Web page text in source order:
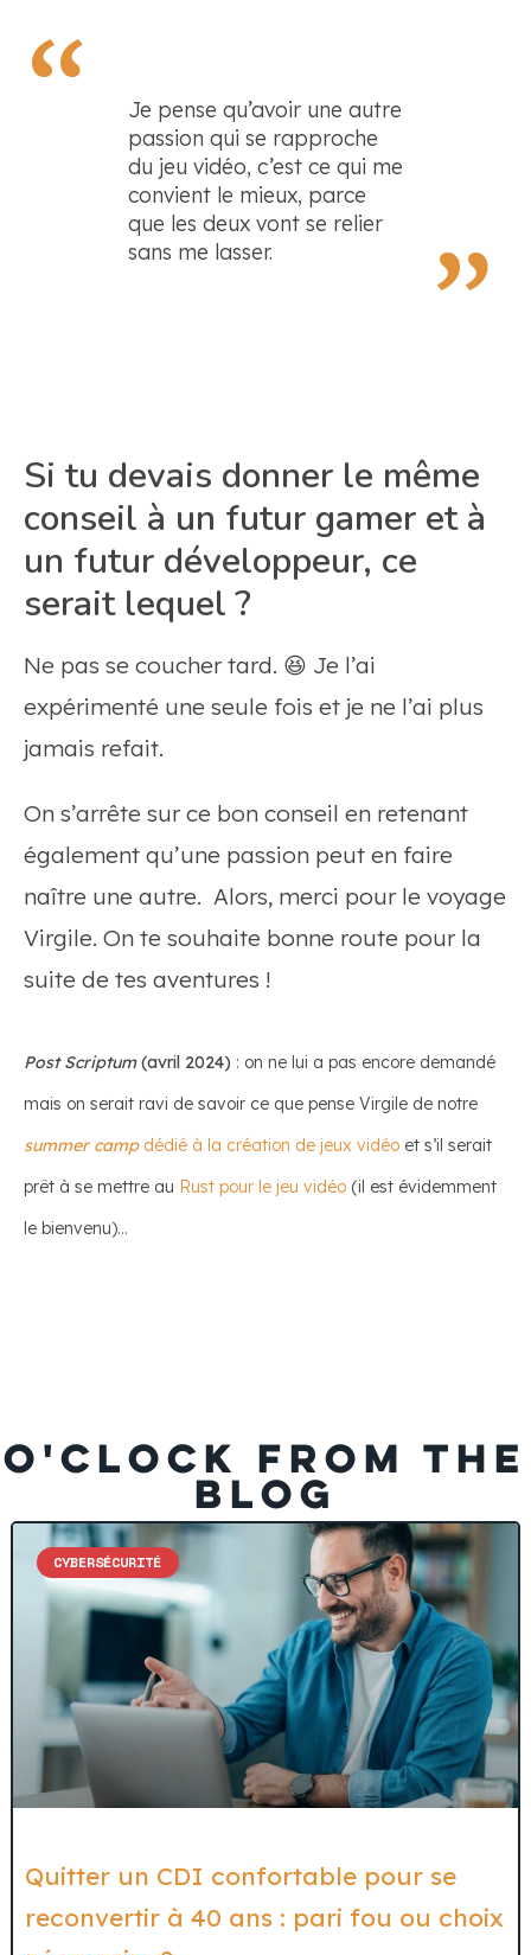
Je pense qu’avoir une autre
passion qui se rapproche
du jeu vidéo, c’est ce qui me
convient le mieux, parce
que les deux vont se relier
sans me lasser.
Si tu devais donner le même
conseil à un futur gamer et à
un futur développeur, ce
serait lequel ?
Ne pas se coucher tard. 😆 Je l’ai
expérimenté une seule fois et je ne l’ai plus
jamais refait.
On s’arrête sur ce bon conseil en retenant
également qu’une passion peut en faire
naître une autre. Alors, merci pour le voyage
Virgile. On te souhaite bonne route pour la
suite de tes aventures !
Post Scriptum(avril 2024) : on ne lui a pas encore demandé
mais on serait ravi de savoir ce que pense Virgile de notre
summer campdédié à la création de jeux vidéo et s’il serait
prêt à se mettre au Rust pour le jeu vidéo (il est évidemment
le bienvenu)…
O'CLOCK FROM THE
BLOG
CYBERSÉCURITÉ
Quitter un CDI confortable pour se
reconvertir à 40 ans : pari fou ou choix